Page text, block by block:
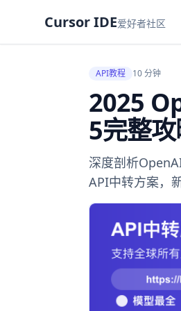
Cursor IDE爱好者社区
API教程 10 分钟
2025
5完整攻
深度剖析
API中转方案，